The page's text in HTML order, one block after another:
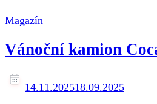
Magazín
Vánoční kamion
14.11.202518.09.2025